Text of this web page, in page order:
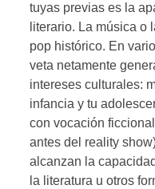
tuyas previas es la
literario. La música o
pop histórico. En
veta netamente
intereses culturales:
infancia y tu
con vocación
antes del reality
alcanzan la
la literatura u otros